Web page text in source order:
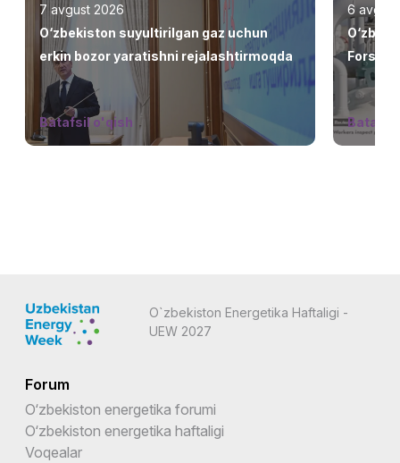
7 avgust 2026
O‘zbekiston suyultirilgan gaz uchun
erkin bozor yaratishni rejalashtirmoqda
Batafsil o'qish
6
Fors
jalb
O`zbekiston Energetika Haftaligi -
UEW 2027
Forum
O‘zbekiston energetika forumi
O‘zbekiston energetika haftaligi
Voqealar